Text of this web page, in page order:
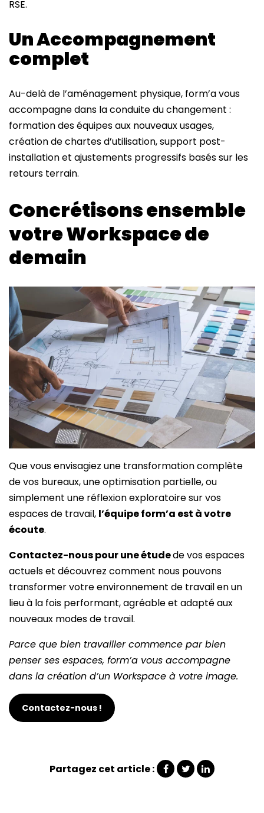
RSE.
Un Accompagnement
complet
Au-delà de l’aménagement physique, form’a vous
accompagne dans la conduite du changement :
formation des équipes aux nouveaux usages,
création de chartes d’utilisation, support post-
installation et ajustements progressifs basés sur les
retours terrain.
Concrétisons ensemble
votre Workspace de
demain
Que vous envisagiez une transformation complète
de vos bureaux, une optimisation partielle, ou
simplement une réflexion exploratoire sur vos
espaces de travail, l’équipe form’a est à votre
écoute.
Contactez-nous pour une étudede vos espaces
actuels et découvrez comment nous pouvons
transformer votre environnement de travail en un
lieu à la fois performant, agréable et adapté aux
nouveaux modes de travail.
Parce que bien travailler commence par bien
penser ses espaces, form’a vous accompagne
dans la création d’un Workspace à votre image.
Contactez-nous !
Partagez cet article :